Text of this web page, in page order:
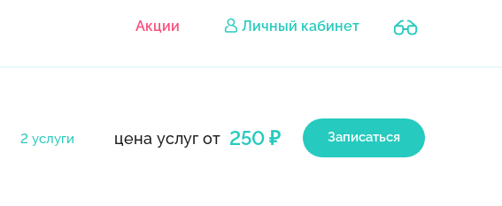
Акции Личный кабинет
цена услуг от 250 ₽ Записаться
2 услуги